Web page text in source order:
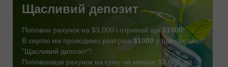
Щасливий депозит
Поповни рахунок на $3,000 і отримай ще$1000!
В серпні ми проводимо розіграш $1000 у рамках акції
"Щасливий депозит"!
Поповнивши рахунок на суму не менше $3,000, ви